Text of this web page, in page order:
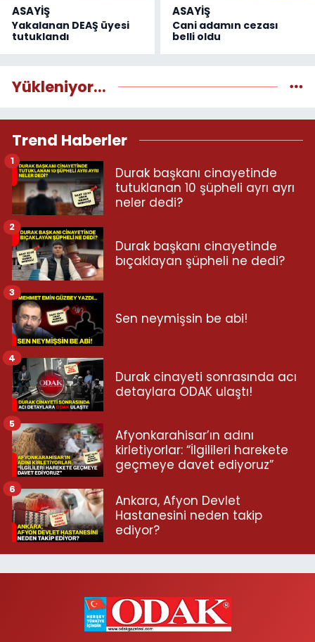
ASAYİŞ
Yakalanan DEAŞ üyesi
tutuklandı
ASAYİŞ
Cani adamın cezası
belli oldu
Yükleniyor...
Trend Haberler
Durak başkanı cinayetinde
tutuklanan 10 şüpheli ayrı ayrı
neler dedi?
1
Durak başkanı cinayetinde
bıçaklayan şüpheli ne dedi?
2
Sen neymişsin be abi!
3
Durak cinayeti sonrasında acı
detaylara ODAK ulaştı!
4
Afyonkarahisar’ın adını
kirletiyorlar: “İlgilileri harekete
geçmeye davet ediyoruz”
5
Ankara, Afyon Devlet
Hastanesini neden takip
ediyor?
6